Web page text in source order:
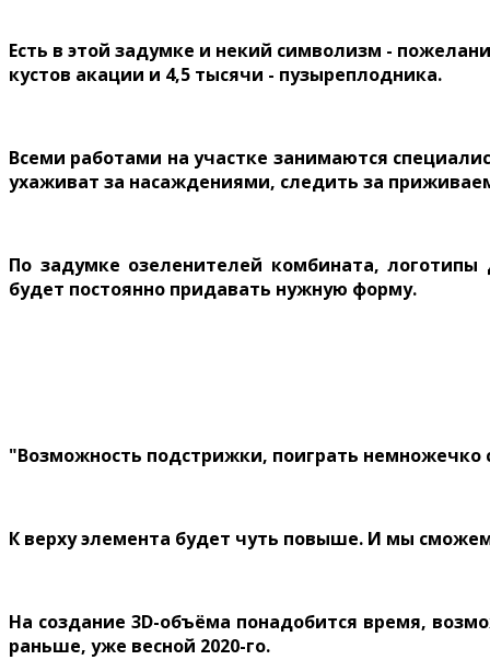
Есть в этой задумке и некий символизм -
кустов акации и 4,5 тысячи - пузыреплодника.
Всеми работами на участке занимаются
ухаживат за насаждениями, следить за
По задумке озеленителей комбината,
будет постоянно придавать нужную форму.
"Возможность подстрижки, поиграть немножечко
К верху элемента будет чуть повыше. И мы
На создание 3D-объёма понадобится время,
раньше, уже весной 2020-го.